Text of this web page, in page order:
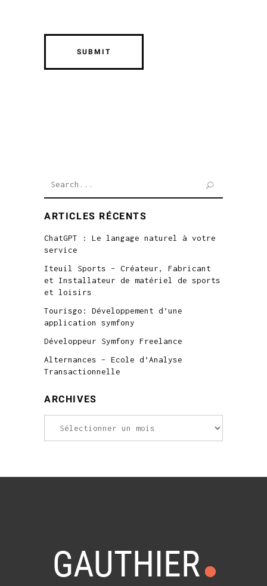
ARTICLES RÉCENTS
ChatGPT : Le langage naturel à votre
service
Iteuil Sports – Créateur, Fabricant
et Installateur de matériel de sports
et loisirs
Tourisgo: Développement d’une
application symfony
Développeur Symfony Freelance
Alternances – Ecole d’Analyse
Transactionnelle
ARCHIVES